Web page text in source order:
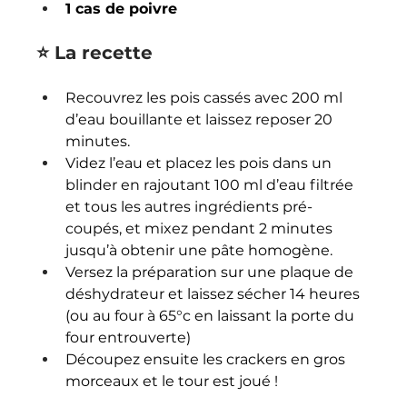
1 cas de poivre
⭐️ La recette
Recouvrez les pois cassés avec 200 ml
d’eau bouillante et laissez reposer 20
minutes.
Videz l’eau et placez les pois dans un
blinder en rajoutant 100 ml d’eau filtrée
et tous les autres ingrédients pré-
coupés, et mixez pendant 2 minutes
jusqu’à obtenir une pâte homogène.
Versez la préparation sur une plaque de
déshydrateur et laissez sécher 14 heures
(ou au four à 65°c en laissant la porte du
four entrouverte)
Découpez ensuite les crackers en gros
morceaux et le tour est joué !